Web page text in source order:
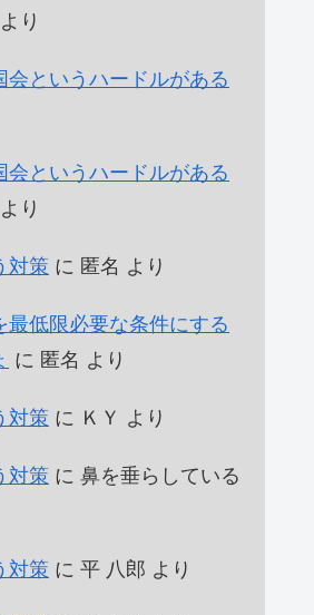
より
会というハードルがある
会というハードルがある
より
対策 に 匿名 より
最低限必要な条件にする
に 匿名 より
対策 に ＫＹ より
対策 に 鼻を垂らしている
対策 に 平 八郎 より